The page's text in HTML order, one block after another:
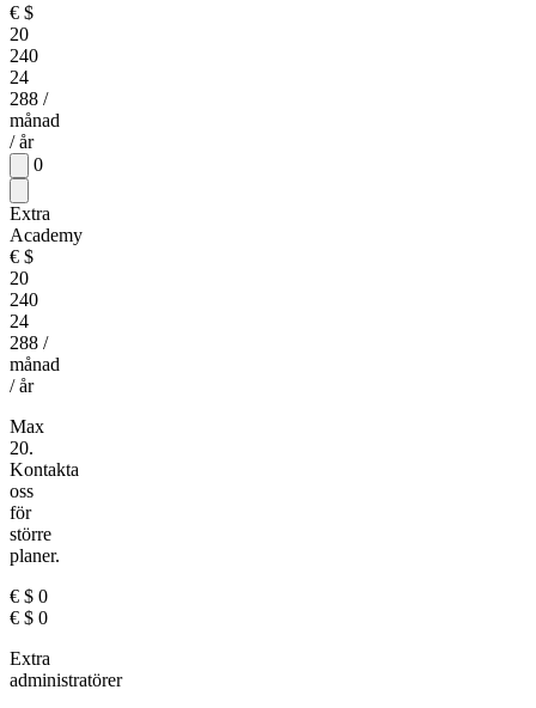
€ $
20
240
24
288 /
månad
/ år
0
Extra
Academy
€ $
20
240
24
288 /
månad
/ år
Max
20.
Kontakta
oss
för
större
planer.
€ $ 0
€ $ 0
Extra
administratörer